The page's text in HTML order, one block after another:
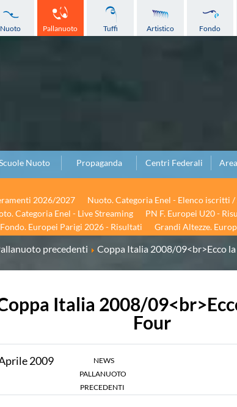
Nuoto Pallanuoto Tuffi Artistico Fondo
Nuoto Propaganda Centri Federali
2026/2027
Nuoto. Categoria Enel - Elenco iscritti
Categoria Enel - Live Streaming PN F. Europei U20 -
Fondo. Europei Parigi 2026 - Risultati Grandi Altezze.
precedenti Coppa Italia 2008/09<br>Ecco
Italia 2008/
Four
2009
NEWS
PALLANUOTO
PRECEDENTI